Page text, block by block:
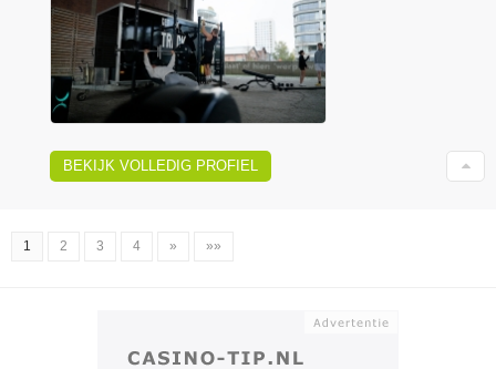
BEKIJK VOLLEDIG PROFIEL
1 2 3 4 » »»